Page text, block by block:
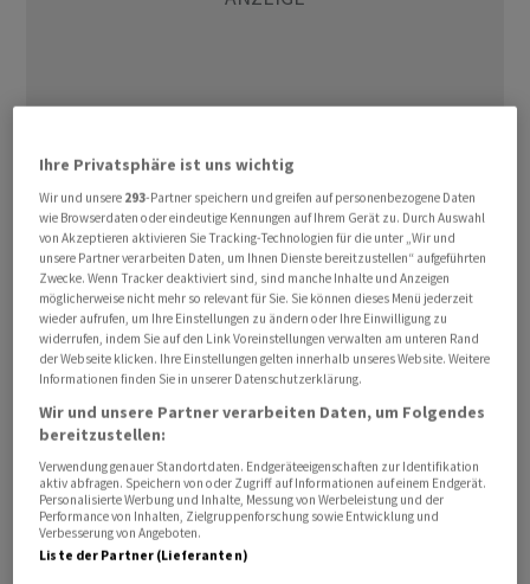
So stieg der von Postfinance erhobene
Konsumindikator im April wie schon im März im
Jahresvergleich um 1,5 Prozent an, wie Finanz-Tochter
der Post am Donnerstag mitteilte. Auch in den Monaten
Januar (+1,2 Prozent) und Februar (+1,1 Prozent) hatte
es bereits ein deutliches Plus gegeben.
Die Schweizer Bevölkerung sei weiterhin
wenn die Konsumstimmung sich im vom
Staatssekretariat für Wirtschaft Seco erhobenen
Konsumindikator abgekühlt habe, schlage sich dies
bisher nur begrenzt im tatsächlichen Konsum nieder.
Ihre Privatsphäre ist uns wichtig
Wir und unsere 293-Partner speichern und greifen auf personenbezogene Daten
wie Browserdaten oder eindeutige Kennungen auf Ihrem Gerät zu. Durch Auswahl
von Akzeptieren aktivieren Sie Tracking-Technologien für die unter „Wir und
unsere Partner verarbeiten Daten, um Ihnen Dienste bereitzustellen“ aufgeführten
Zwecke. Wenn Tracker deaktiviert sind, sind manche Inhalte und Anzeigen
möglicherweise nicht mehr so relevant für Sie. Sie können dieses Menü jederzeit
wieder aufrufen, um Ihre Einstellungen zu ändern oder Ihre Einwilligung zu
widerrufen, indem Sie auf den Link Voreinstellungen verwalten am unteren Rand
der Webseite klicken. Ihre Einstellungen gelten innerhalb unseres Website. Weitere
Informationen finden Sie in unserer Datenschutzerklärung.
Wir und unsere Partner verarbeiten Daten, um Folgendes
bereitzustellen:
Verwendung genauer Standortdaten. Endgeräteeigenschaften zur Identifikation
aktiv abfragen. Speichern von oder Zugriff auf Informationen auf einem Endgerät.
Personalisierte Werbung und Inhalte, Messung von Werbeleistung und der
Performance von Inhalten, Zielgruppenforschung sowie Entwicklung und
Verbesserung von Angeboten.
Liste der Partner (Lieferanten)